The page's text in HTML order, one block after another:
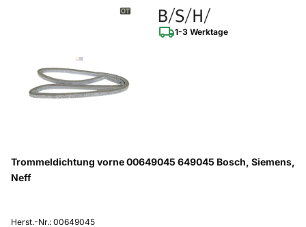
1-3 Werktage
Trommeldichtung vorne 00649045 649045 Bosch, Siemens,
Neff
Herst.-Nr.: 00649045